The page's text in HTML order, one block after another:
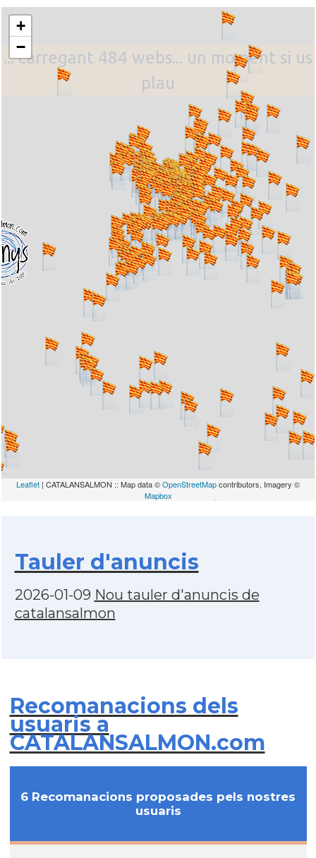
... carregant 484 webs... un moment si us
plau
+
−
Leaflet | CATALANSALMON :: Map data ©OpenStreetMapcontributors, Imagery ©
Mapbox
Tauler d'anuncis
2026-01-09 Nou tauler d'anuncis de
catalansalmon
Recomanacions dels
usuaris a
CATALANSALMON.com
6 Recomanacions proposades pels nostres
usuaris